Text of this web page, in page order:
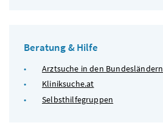
Beratung & Hilfe
Arztsuche in den Bundesländern
Kliniksuche.at
Selbsthilfegruppen